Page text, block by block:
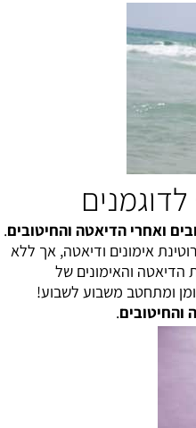
לדוגמנים
ואחרי הדיאטה והחיטובים.
אימונים ודיאטה, אך ללא
הדיאטה והאימונים של
ומתחטב משבוע לשבוע!
והחיטובים.